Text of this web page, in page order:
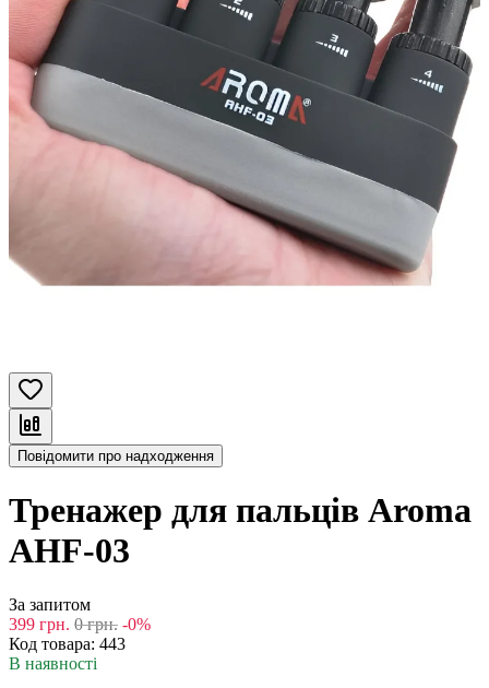
Повідомити про надходження
Тренажер для пальців Aroma
AHF-03
За запитом
399 грн. 0 грн. -0%
Код товара: 443
В наявності